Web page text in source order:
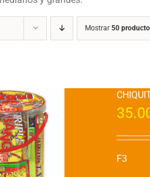
Mostrar 50
F3